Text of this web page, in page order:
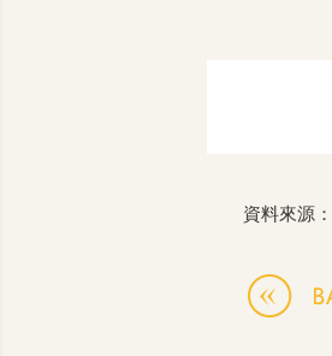
資料來源：